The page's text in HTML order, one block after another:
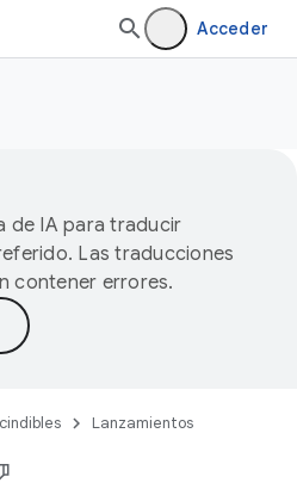
Acceder
de IA para traducir
Las traducciones
contener errores.
Lanzamientos